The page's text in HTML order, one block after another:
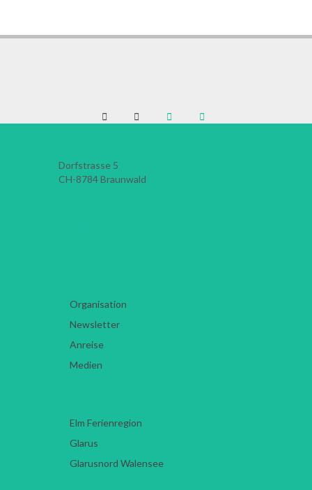
Dorfstrasse 5
CH-8784Braunwald
Organisation
Newsletter
Anreise
Medien
Elm Ferienregion
Glarus
Glarusnord Walensee